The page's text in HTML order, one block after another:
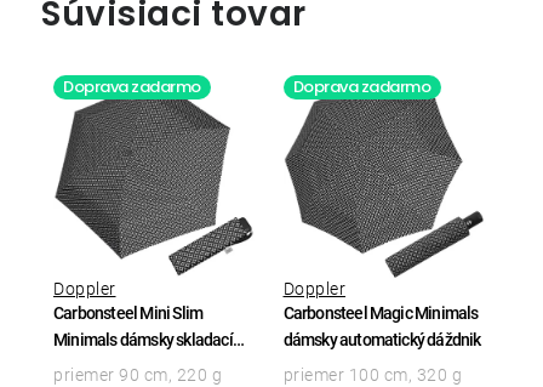
Súvisiaci tovar
Doprava zadarmo
Carbonsteel Mini Slim
Minimals dámsky skladací
dáždnik
Doppler
priemer 90 cm, 220 g
Doprava zadarmo
Carbonsteel Magic Minimals
dámsky automatický dáždnik
Doppler
priemer 100 cm, 320 g